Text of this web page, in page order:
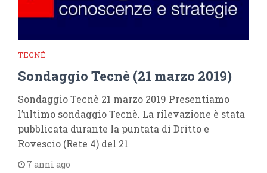
TECNÈ
Sondaggio Tecnè (21 marzo 2019)
Sondaggio Tecnè 21 marzo 2019 Presentiamo
l’ultimo sondaggio Tecnè. La rilevazione è stata
pubblicata durante la puntata di Dritto e
Rovescio (Rete 4) del 21
7 anni ago